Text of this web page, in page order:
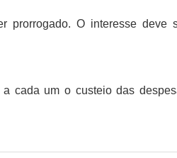
prorrogado. O interesse deve
cada um o custeio das